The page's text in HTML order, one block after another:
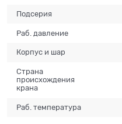
Подсерия
Раб. давление
Корпус и шар
Страна
происхождения
крана
Раб. температура